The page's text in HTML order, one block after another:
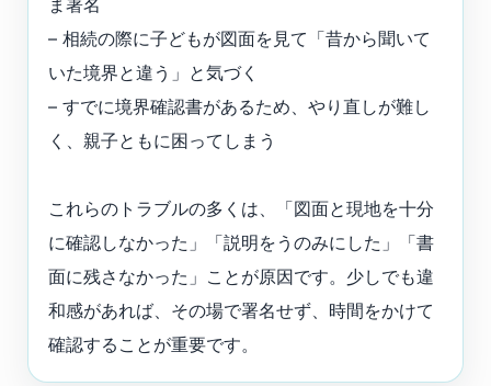
ま署名
– 相続の際に子どもが図面を見て「昔から聞いて
いた境界と違う」と気づく
– すでに境界確認書があるため、やり直しが難し
く、親子ともに困ってしまう
これらのトラブルの多くは、「図面と現地を十分
に確認しなかった」「説明をうのみにした」「書
面に残さなかった」ことが原因です。少しでも違
和感があれば、その場で署名せず、時間をかけて
確認することが重要です。